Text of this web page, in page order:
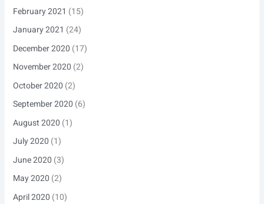
February 2021 (15)
January 2021 (24)
December 2020 (17)
November 2020 (2)
October 2020 (2)
September 2020 (6)
August 2020 (1)
July 2020 (1)
June 2020 (3)
May 2020 (2)
April 2020 (10)